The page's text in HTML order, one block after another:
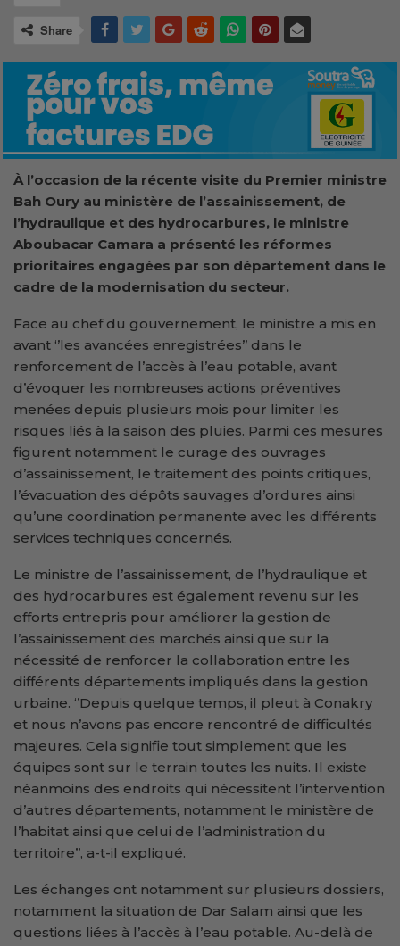
Share
À l’occasion de la récente visite du Premier ministre
Bah Oury au ministère de l’assainissement, de
l’hydraulique et des hydrocarbures, le ministre
Aboubacar Camara a présenté les réformes
prioritaires engagées par son département dans le
cadre de la modernisation du secteur.
Face au chef du gouvernement, le ministre a mis en
avant ‘’les avancées enregistrées’’ dans le
renforcement de l’accès à l’eau potable, avant
d’évoquer les nombreuses actions préventives
menées depuis plusieurs mois pour limiter les
risques liés à la saison des pluies. Parmi ces mesures
figurent notamment le curage des ouvrages
d’assainissement, le traitement des points critiques,
l’évacuation des dépôts sauvages d’ordures ainsi
qu’une coordination permanente avec les différents
services techniques concernés.
Le ministre de l’assainissement, de l’hydraulique et
des hydrocarbures est également revenu sur les
efforts entrepris pour améliorer la gestion de
l’assainissement des marchés ainsi que sur la
nécessité de renforcer la collaboration entre les
différents départements impliqués dans la gestion
urbaine. ‘’Depuis quelque temps, il pleut à Conakry
et nous n’avons pas encore rencontré de difficultés
majeures. Cela signifie tout simplement que les
équipes sont sur le terrain toutes les nuits. Il existe
néanmoins des endroits qui nécessitent l’intervention
d’autres départements, notamment le ministère de
l’habitat ainsi que celui de l’administration du
territoire’’, a-t-il expliqué.
Les échanges ont notamment sur plusieurs dossiers,
notamment la situation de Dar Salam ainsi que les
questions liées à l’accès à l’eau potable. Au-delà de